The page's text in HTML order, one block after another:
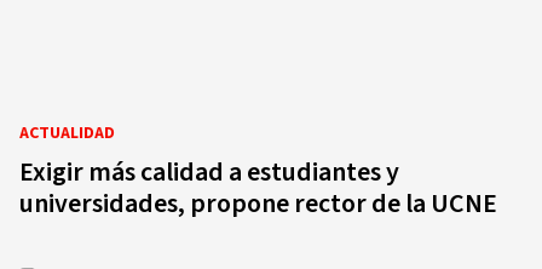
ACTUALIDAD
Exigir más calidad a estudiantes y
universidades, propone rector de la UCNE